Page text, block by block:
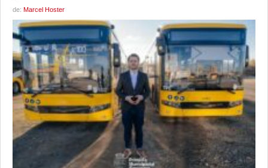
de: Marcel Hoster